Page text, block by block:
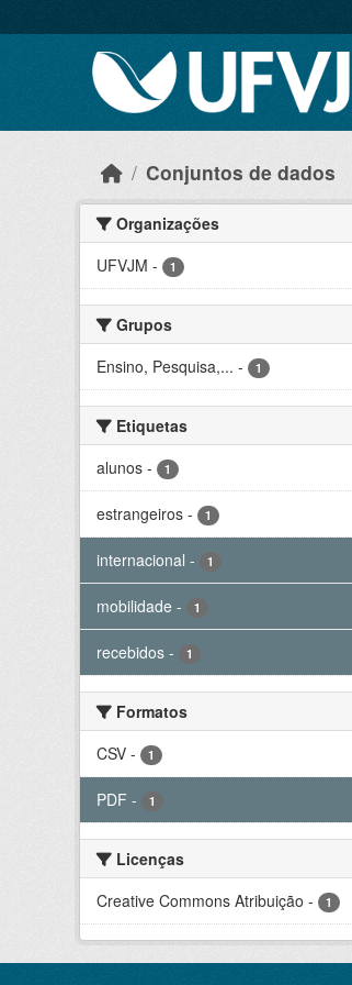
Conjuntos de dados
Organizações
UFVJM - 1
Grupos
Ensino, Pesquisa,... - 1
Etiquetas
alunos - 1
estrangeiros - 1
internacional - 1
mobilidade - 1
recebidos - 1
Formatos
CSV - 1
PDF - 1
Licenças
Creative Commons Atribuição - 1